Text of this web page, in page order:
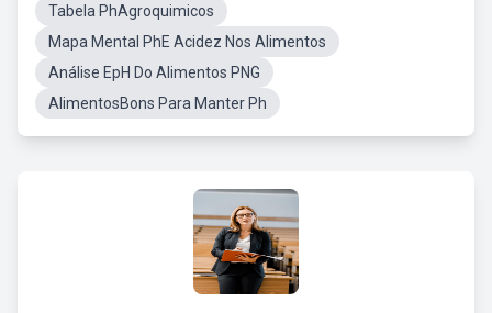
Tabela PhAgroquimicos
Mapa Mental PhE Acidez Nos Alimentos
Análise EpH Do Alimentos PNG
AlimentosBons Para Manter Ph